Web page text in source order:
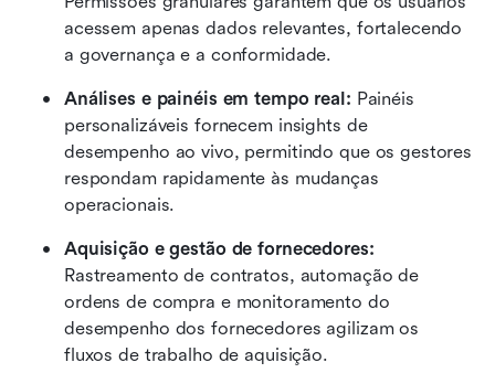
acessem apenas dados relevantes, fortalecendo
a governança e a conformidade.
Análises e painéis em tempo real: Painéis
personalizáveis fornecem insights de
desempenho ao vivo, permitindo que os gestores
respondam rapidamente às mudanças
operacionais.
Aquisição e gestão de fornecedores:
Rastreamento de contratos, automação de
ordens de compra e monitoramento do
desempenho dos fornecedores agilizam os
fluxos de trabalho de aquisição.